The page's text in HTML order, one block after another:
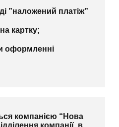
”наложений платіж”
картку;
оформленні
компанією “Нова